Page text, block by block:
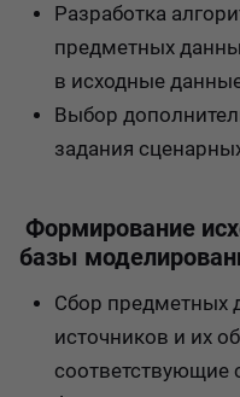
Разработка
предметных
в исходные
Выбор
задания
Формирование
базы
Сбор предметных
источников и их
соответствующие